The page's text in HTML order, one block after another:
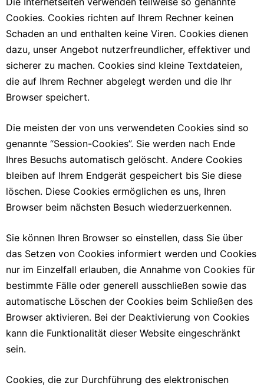
Cookies. Cookies richten auf Ihrem Rechner keinen
Schaden an und enthalten keine Viren. Cookies dienen
dazu, unser Angebot nutzerfreundlicher, effektiver und
sicherer zu machen. Cookies sind kleine Textdateien,
die auf Ihrem Rechner abgelegt werden und die Ihr
Browser speichert.
Die meisten der von uns verwendeten Cookies sind so
genannte “Session-Cookies”. Sie werden nach Ende
Ihres Besuchs automatisch gelöscht. Andere Cookies
bleiben auf Ihrem Endgerät gespeichert bis Sie diese
löschen. Diese Cookies ermöglichen es uns, Ihren
Browser beim nächsten Besuch wiederzuerkennen.
Sie können Ihren Browser so einstellen, dass Sie über
das Setzen von Cookies informiert werden und Cookies
nur im Einzelfall erlauben, die Annahme von Cookies für
bestimmte Fälle oder generell ausschließen sowie das
automatische Löschen der Cookies beim Schließen des
Browser aktivieren. Bei der Deaktivierung von Cookies
kann die Funktionalität dieser Website eingeschränkt
sein.
Cookies, die zur Durchführung des elektronischen